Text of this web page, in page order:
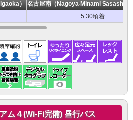
）
名古屋南（Nagoya-Minami
5:30頃着
ム４(Wi-Fi完備) 昼行バス